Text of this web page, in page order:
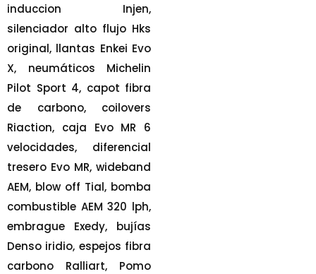
induccion Injen,
silenciador alto flujo Hks
original, llantas Enkei Evo
X, neumáticos Michelin
Pilot Sport 4, capot fibra
de carbono, coilovers
Riaction, caja Evo MR 6
velocidades, diferencial
tresero Evo MR, wideband
AEM, blow off Tial, bomba
combustible AEM 320 lph,
embrague Exedy, bujías
Denso iridio, espejos fibra
carbono Ralliart, Pomo